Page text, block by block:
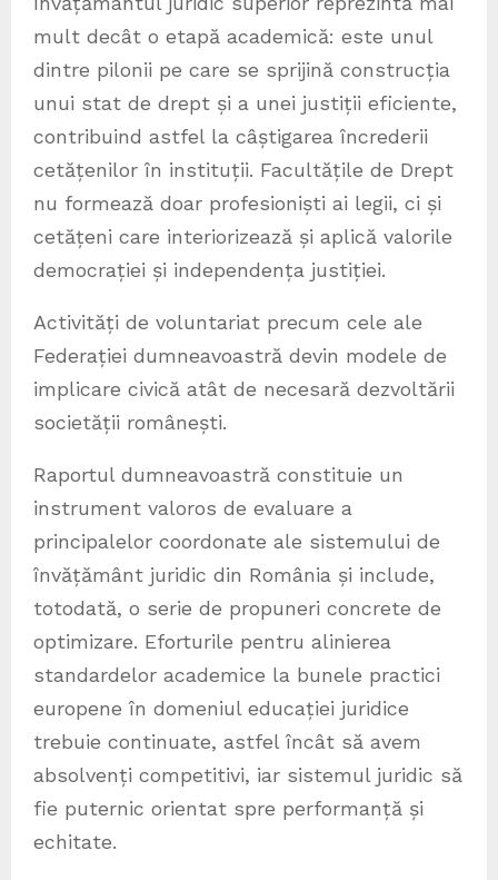
mult decât o etapă academică: este unul
dintre pilonii pe care se sprijină construcția
unui stat de drept și a unei justiții eficiente,
contribuind astfel la câștigarea încrederii
cetățenilor în instituții. Facultățile de Drept
nu formează doar profesioniști ai legii, ci și
cetățeni care interiorizează și aplică valorile
democrației și independența justiției.
Activități de voluntariat precum cele ale
Federației dumneavoastră devin modele de
implicare civică atât de necesară dezvoltării
societății românești.
Raportul dumneavoastră constituie un
instrument valoros de evaluare a
principalelor coordonate ale sistemului de
învățământ juridic din România și include,
totodată, o serie de propuneri concrete de
optimizare. Eforturile pentru alinierea
standardelor academice la bunele practici
europene în domeniul educației juridice
trebuie continuate, astfel încât să avem
absolvenți competitivi, iar sistemul juridic să
fie puternic orientat spre performanță și
echitate.